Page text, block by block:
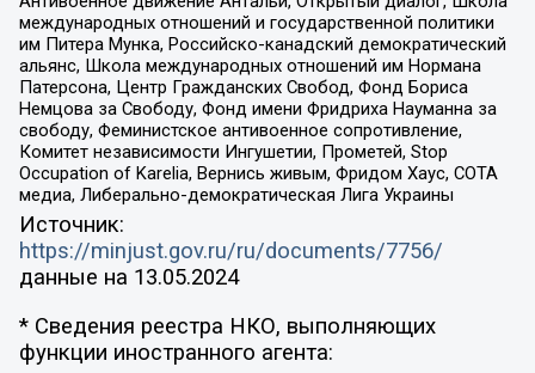
международных отношений и государственной политики
им Питера Мунка, Российско-канадский демократический
альянс, Школа международных отношений им Нормана
Патерсона, Центр Гражданских Свобод, Фонд Бориса
Немцова за Свободу, Фонд имени Фридриха Науманна за
свободу, Феминистское антивоенное сопротивление,
Комитет независимости Ингушетии, Прометей, Stop
Occupation of Karelia, Вернись живым, Фридом Хаус, СОТА
медиа, Либерально-демократическая Лига Украины
Источник:
https://minjust.gov.ru/ru/documents/7756/
данные на 13.05.2024
* Сведения реестра НКО, выполняющих
функции иностранного агента: